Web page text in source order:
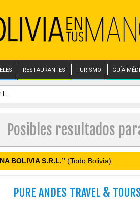
RESTAURANTES TURISMO GUÍA
Posibles resultados para
BOLIVIA S.R.L.” (Todo Bolivia)
PURE ANDES TRAVEL &